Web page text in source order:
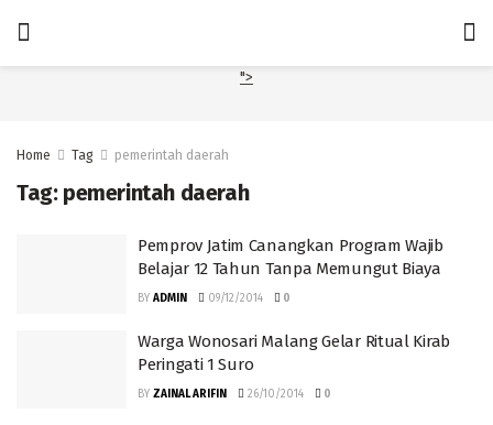
">
Home Tag pemerintah daerah
Tag: pemerintah daerah
Pemprov Jatim Canangkan Program Wajib
Belajar 12 Tahun Tanpa Memungut Biaya
BY ADMIN 09/12/2014 0
Warga Wonosari Malang Gelar Ritual Kirab
Peringati 1 Suro
BY ZAINAL ARIFIN 26/10/2014 0